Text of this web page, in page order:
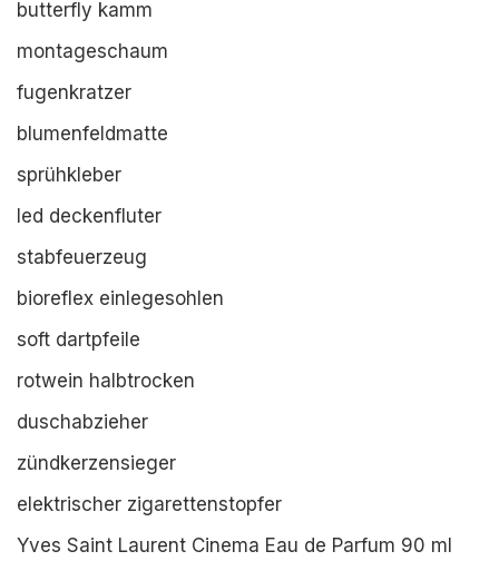
butterfly kamm
montageschaum
fugenkratzer
blumenfeldmatte
sprühkleber
led deckenfluter
stabfeuerzeug
bioreflex einlegesohlen
soft dartpfeile
rotwein halbtrocken
duschabzieher
zündkerzensieger
elektrischer zigarettenstopfer
Yves Saint Laurent Cinema Eau de Parfum 90 ml